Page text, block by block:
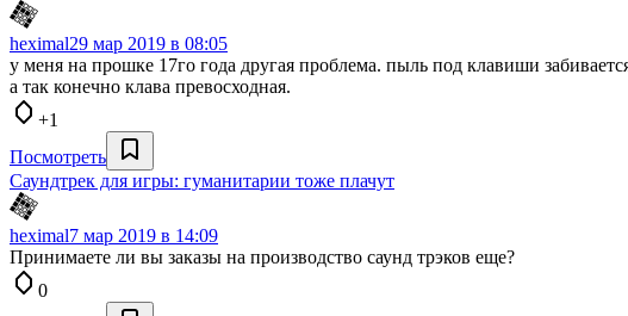
heximal29 мар 2019 в 08:05
у меня на прошке 17го года другая проблема. пыль под клавиши
а так конечно клава превосходная.
+1
Посмотреть
Саундтрек для игры: гуманитарии тоже плачут
heximal7 мар 2019 в 14:09
Принимаете ли вы заказы на производство саунд трэков еще?
0